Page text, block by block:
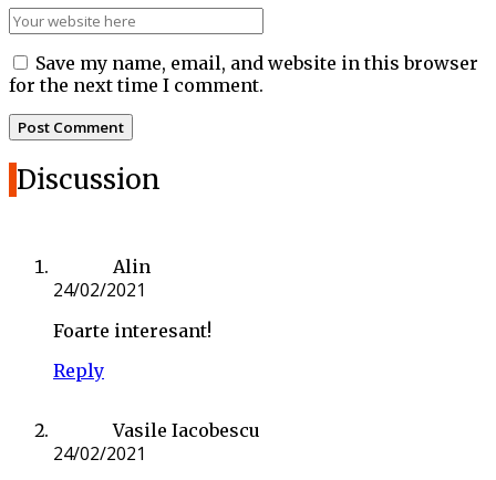
Save my name, email, and website in this browser
for the next time I comment.
Discussion
Alin
24/02/2021
Foarte interesant!
Reply
Vasile Iacobescu
24/02/2021